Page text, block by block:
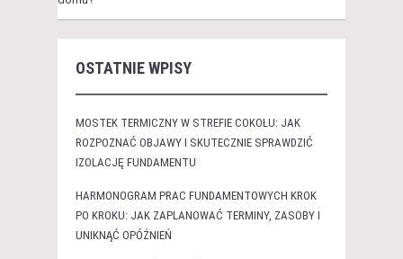
OSTATNIE WPISY
MOSTEK TERMICZNY W STREFIE COKOŁU: JAK
ROZPOZNAĆ OBJAWY I SKUTECZNIE SPRAWDZIĆ
IZOLACJĘ FUNDAMENTU
HARMONOGRAM PRAC FUNDAMENTOWYCH KROK
PO KROKU: JAK ZAPLANOWAĆ TERMINY, ZASOBY I
UNIKNĄĆ OPÓŹNIEŃ